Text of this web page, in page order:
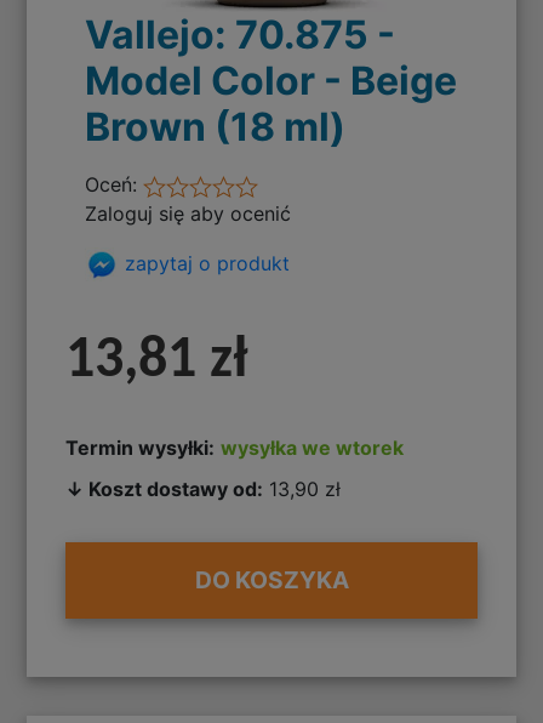
Vallejo: 70.875 -
Model Color - Beige
Brown (18 ml)
Oceń:
Zaloguj się aby ocenić
zapytaj o produkt
13,81 zł
Termin wysyłki: wysyłka we wtorek
↓ Koszt dostawy od: 13,90 zł
DO KOSZYKA